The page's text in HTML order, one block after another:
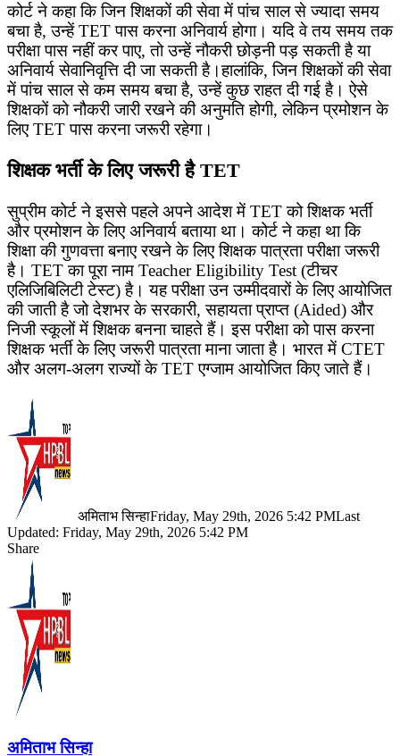
कोर्ट ने कहा कि जिन शिक्षकों की सेवा में पांच साल से ज्यादा समय
बचा है, उन्हें TET पास करना अनिवार्य होगा। यदि वे तय समय तक
परीक्षा पास नहीं कर पाए, तो उन्हें नौकरी छोड़नी पड़ सकती है या
अनिवार्य सेवानिवृत्ति दी जा सकती है।हालांकि, जिन शिक्षकों की सेवा
में पांच साल से कम समय बचा है, उन्हें कुछ राहत दी गई है। ऐसे
शिक्षकों को नौकरी जारी रखने की अनुमति होगी, लेकिन प्रमोशन के
लिए TET पास करना जरूरी रहेगा।
शिक्षक भर्ती के लिए जरूरी है TET
सुप्रीम कोर्ट ने इससे पहले अपने आदेश में TET को शिक्षक भर्ती
और प्रमोशन के लिए अनिवार्य बताया था। कोर्ट ने कहा था कि
शिक्षा की गुणवत्ता बनाए रखने के लिए शिक्षक पात्रता परीक्षा जरूरी
है। TET का पूरा नाम Teacher Eligibility Test (टीचर
एलिजिबिलिटी टेस्ट) है। यह परीक्षा उन उम्मीदवारों के लिए आयोजित
की जाती है जो देशभर के सरकारी, सहायता प्राप्त (Aided) और
निजी स्कूलों में शिक्षक बनना चाहते हैं। इस परीक्षा को पास करना
शिक्षक भर्ती के लिए जरूरी पात्रता माना जाता है। भारत में CTET
और अलग-अलग राज्यों के TET एग्जाम आयोजित किए जाते हैं।
अमिताभ सिन्हाFriday, May 29th, 2026 5:42 PMLast
Updated: Friday, May 29th, 2026 5:42 PM
Share
Facebook
LinkedIn
Pinterest
WhatsApp
Telegram
अमिताभ सिन्हा